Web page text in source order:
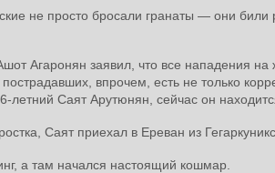
не просто бросали гранаты — они
Агаронян заявил, что все нападения на
впрочем, есть не только
летний Саят Арутюнян, сейчас он
Саят приехал в Ереван из
а там начался настоящий кошмар.